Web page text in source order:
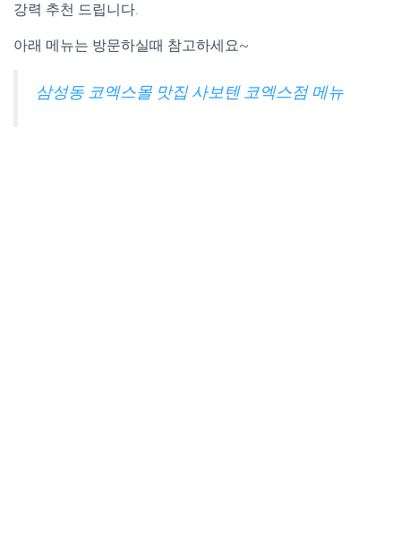
강력 추천 드립니다.
아래 메뉴는 방문하실때 참고하세요~
삼성동 코엑스몰 맛집 사보텐 코엑스점 메뉴